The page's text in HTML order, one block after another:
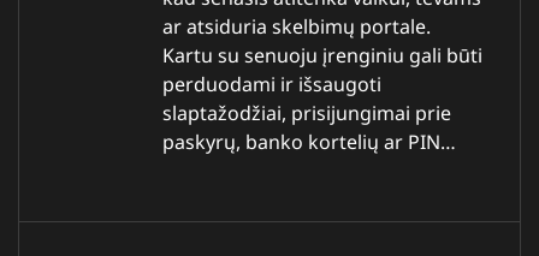
ar atsiduria skelbimų portale.
Kartu su senuoju įrenginiu gali būti
perduodami ir išsaugoti
slaptažodžiai, prisijungimai prie
paskyrų, banko kortelių ar PIN…